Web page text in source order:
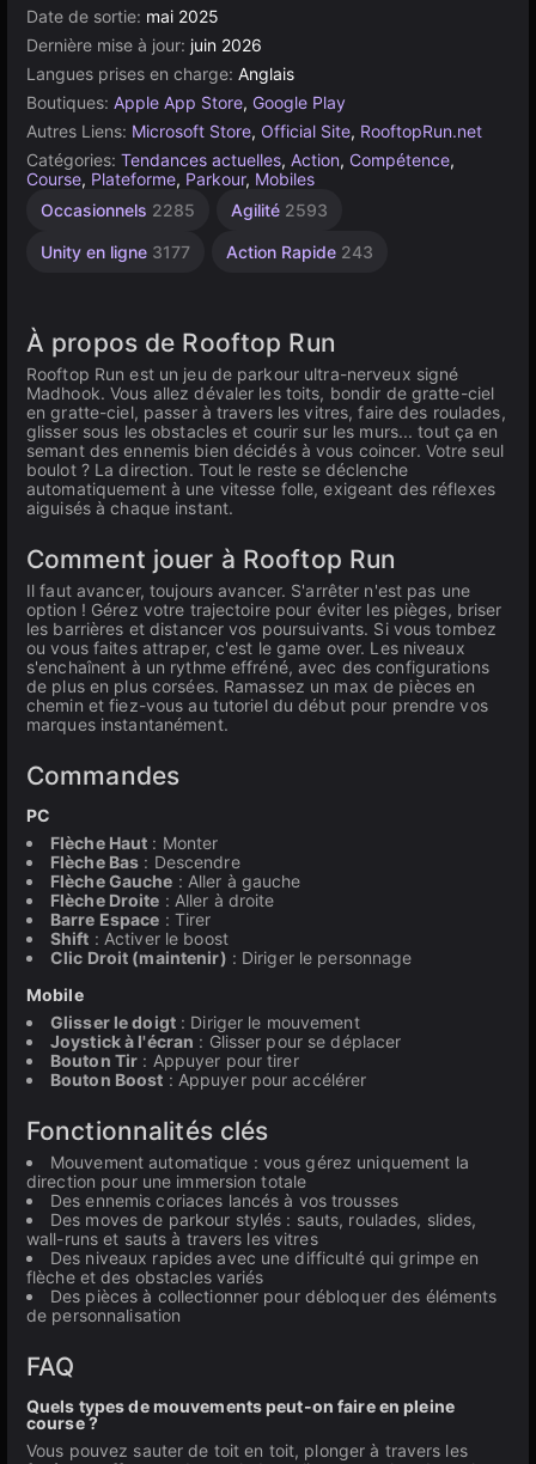
Date de sortie: mai 2025
Dernière mise à jour: juin 2026
Langues prises en charge: Anglais
Boutiques: Apple App Store, Google Play
Autres Liens: Microsoft Store, Official Site, RooftopRun.net
Catégories: Tendances actuelles, Action, Compétence,
Course, Plateforme, Parkour, Mobiles
Occasionnels 2285 Agilité 2593
Unity en ligne 3177 Action Rapide 243
À propos de Rooftop Run
Rooftop Run est un jeu de parkour ultra-nerveux signé
Madhook. Vous allez dévaler les toits, bondir de gratte-ciel
en gratte-ciel, passer à travers les vitres, faire des roulades,
glisser sous les obstacles et courir sur les murs... tout ça en
semant des ennemis bien décidés à vous coincer. Votre seul
boulot ? La direction. Tout le reste se déclenche
automatiquement à une vitesse folle, exigeant des réflexes
aiguisés à chaque instant.
Comment jouer à Rooftop Run
Il faut avancer, toujours avancer. S'arrêter n'est pas une
option ! Gérez votre trajectoire pour éviter les pièges, briser
les barrières et distancer vos poursuivants. Si vous tombez
ou vous faites attraper, c'est le game over. Les niveaux
s'enchaînent à un rythme effréné, avec des configurations
de plus en plus corsées. Ramassez un max de pièces en
chemin et fiez-vous au tutoriel du début pour prendre vos
marques instantanément.
Commandes
PC
Flèche Haut : Monter
Flèche Bas : Descendre
Flèche Gauche : Aller à gauche
Flèche Droite : Aller à droite
Barre Espace : Tirer
Shift : Activer le boost
Clic Droit (maintenir) : Diriger le personnage
Mobile
Glisser le doigt: Diriger le mouvement
Joystick à l'écran : Glisser pour se déplacer
Bouton Tir : Appuyer pour tirer
Bouton Boost : Appuyer pour accélérer
Fonctionnalités clés
Mouvement automatique : vous gérez uniquement la
direction pour une immersion totale
Des ennemis coriaces lancés à vos trousses
Des moves de parkour stylés : sauts, roulades, slides,
wall-runs et sauts à travers les vitres
Des niveaux rapides avec une difficulté qui grimpe en
flèche et des obstacles variés
Des pièces à collectionner pour débloquer des éléments
de personnalisation
FAQ
Quels types de mouvements peut-on faire en pleine
course ?
Vous pouvez sauter de toit en toit, plonger à travers les